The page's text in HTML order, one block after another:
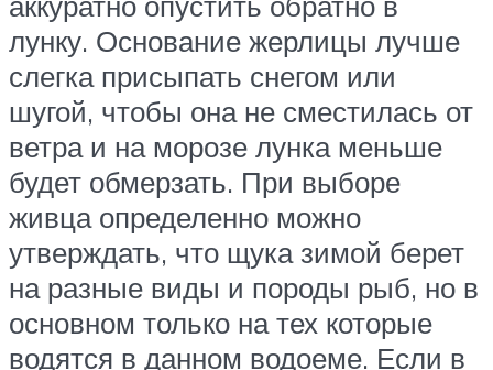
лунку. Основание жерлицы лучше
слегка присыпать снегом или
шугой, чтобы она не сместилась от
ветра и на морозе лунка меньше
будет обмерзать. При выборе
живца определенно можно
утверждать, что щука зимой берет
на разные виды и породы рыб, но в
основном только на тех которые
водятся в данном водоеме. Если в